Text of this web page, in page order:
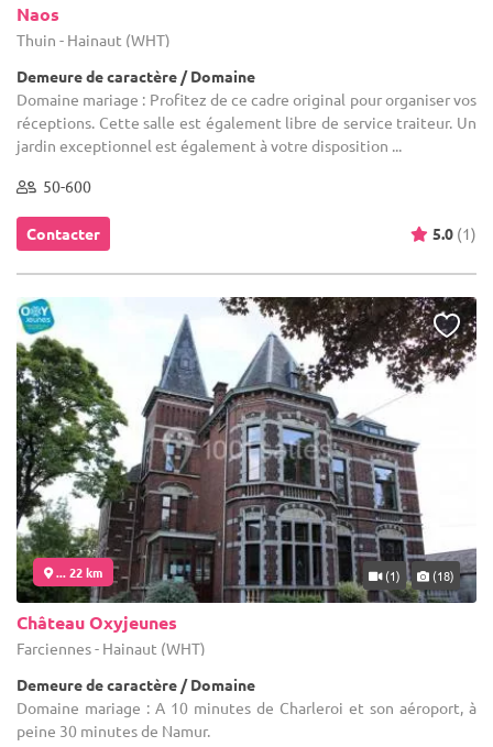
Naos
Thuin - Hainaut (WHT)
Demeure de caractère / Domaine
Domaine mariage : Profitez de ce cadre original pour organiser vos
réceptions. Cette salle est également libre de service traiteur. Un
jardin exceptionnel est également à votre disposition ...
50-600
Contacter 5.0 (1)
... 22 km (1) (18)
Château Oxyjeunes
Farciennes - Hainaut (WHT)
Demeure de caractère / Domaine
Domaine mariage : A 10 minutes de Charleroi et son aéroport, à
peine 30 minutes de Namur.